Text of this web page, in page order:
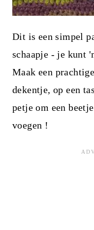
Dit is een simpel
schaapje - je kunt
Maak een
dekentje, op een
petje om een
voegen !